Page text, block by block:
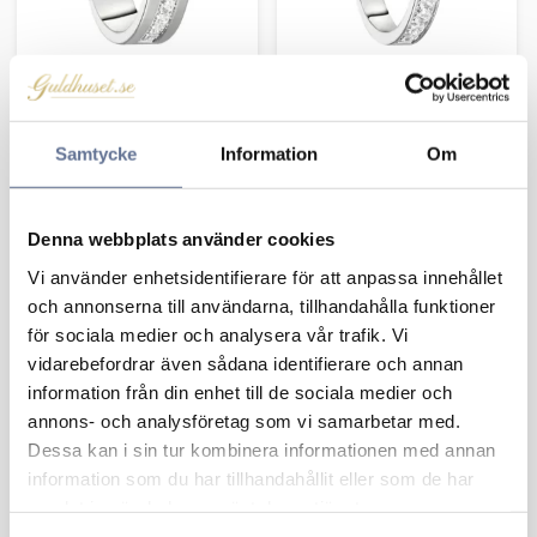
Samtycke Information Om
Denna webbplats använder cookies
Vi använder enhetsidentifierare för att anpassa innehållet
och annonserna till användarna, tillhandahålla funktioner
för sociala medier och analysera vår trafik. Vi
vidarebefordrar även sådana identifierare och annan
information från din enhet till de sociala medier och
annons- och analysföretag som vi samarbetar med.
Dessa kan i sin tur kombinera informationen med annan
information som du har tillhandahållit eller som de har
Destiny Lotta Silver
Destiny Mira Silver
Lägg till i favoriter